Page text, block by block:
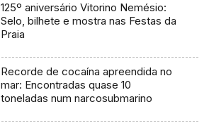
125º aniversário Vitorino Nemésio:
Selo, bilhete e mostra nas Festas da
Praia
Recorde de cocaína apreendida no
mar: Encontradas quase 10
toneladas num narcosubmarino